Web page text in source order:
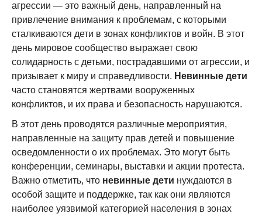
агрессии — это важный день, направленный на
привлечение внимания к проблемам, с которыми
сталкиваются дети в зонах конфликтов и войн. В этот
день мировое сообщество выражает свою
солидарность с детьми, пострадавшими от агрессии, и
призывает к миру и справедливости. Невинные дети
часто становятся жертвами вооруженных
конфликтов, и их права и безопасность нарушаются.
В этот день проводятся различные мероприятия,
направленные на защиту прав детей и повышение
осведомленности о их проблемах. Это могут быть
конференции, семинары, выставки и акции протеста.
Важно отметить, что невинные дети нуждаются в
особой защите и поддержке, так как они являются
наиболее уязвимой категорией населения в зонах